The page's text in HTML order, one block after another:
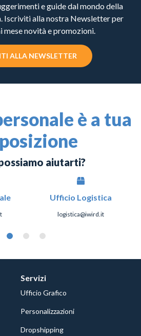
e guide dal mondo della
Iscriviti alla nostra Newsletter per
mese novità e promozioni.
ALLA NEWSLETTER
è a tua
aiutarti?
Ufficio Logistica
logistica@iwird.it
Servizi
Ufficio Grafico
Personalizzazioni
Dropshipping